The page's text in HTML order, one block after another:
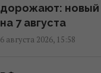
В Румынии уже
нанесет удар в
дорожают: новый
на 7 августа
6 августа 2026, 15:58